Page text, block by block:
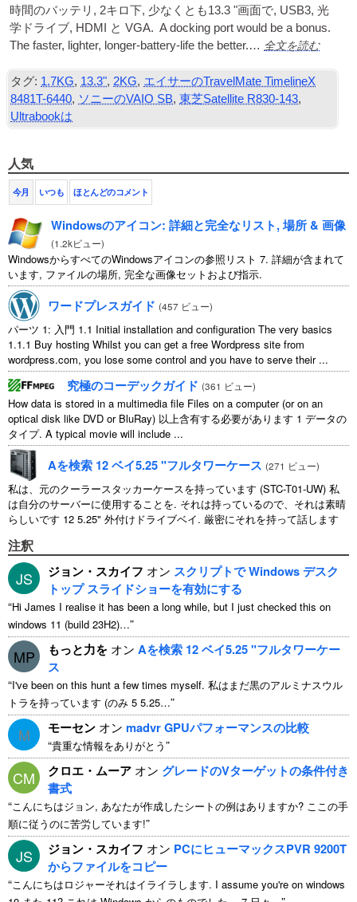
時間のバッテリ, 2キロ下, 少なくとも13.3 "画面で, USB3, 光
学ドライブ, HDMI とVGA.A dock­ing port would be a bonus.
The faster, light­er, longer-bat­tery-life the bet­ter.… 全文を読む
タグ: 1.7KG, 13.3",2KG, エイサーのTravelMate TimelineX
8481T-6440, ソニーのVAIO SB,東芝Satellite R830-143,
Ultrabookは
人気
今月 いつも ほとんどのコメント
Windowsのアイコン: 詳細と完全なリスト, 場所 & 画像
(1.2kビュー)
WindowsからすべてのWindowsアイコンの参照リスト 7. 詳細が含まれて
います, ファイルの場所, 完全な画像セットおよび指示.
ワードプレスガイド (457 ビュー)
パーツ 1: 入門 1.1 Initial installation and configuration The very basics
1.1.1 Buy hosting Whilst you can get a free Wordpress site from
wordpress.com, you lose some control and you have to serve their...
究極のコーデックガイド (361 ビュー)
How data is stored in a multimedia file Files on a computer(or on an
optical disk like DVD or BluRay) 以上含有する必要があります 1 データの
タイプ. A typical movie will include ...
Aを検索 12 ベイ5.25 "フルタワーケース (271 ビュー)
私は、元のクーラースタッカーケースを持っています (STC-T01-UW) 私
は自分のサーバーに使用することを. それは持っているので、それは素晴
らしいです 12 5.25" 外付けドライブベイ. 厳密にそれを持って話します
注釈
JS ジョン・スカイフ オン スクリプトで Windows デスク
トップ スライドショーを有効にする
“Hi James I realise it has been a long while, but I just checked this on
windows 11 (build 23H2)…”
MP もっと力を オン Aを検索 12 ベイ5.25 "フルタワーケー
ス
“I've been on this hunt a few times myself. 私はまだ黒のアルミナスウル
トラを持っています (のみ 5 5.25…”
M モーセン オン madvr GPUパフォーマンスの比較
“貴重な情報をありがとう”
CM クロエ・ムーア オン グレードのVターゲットの条件付き
書式
“こんにちはジョン, あなたが作成したシートの例はありますか? ここの手
順に従うのに苦労しています!”
JS ジョン・スカイフ オン PCにヒューマックスPVR 9200T
からファイルをコピー
“こんにちはロジャーそれはイライラします. I assume you're on windows